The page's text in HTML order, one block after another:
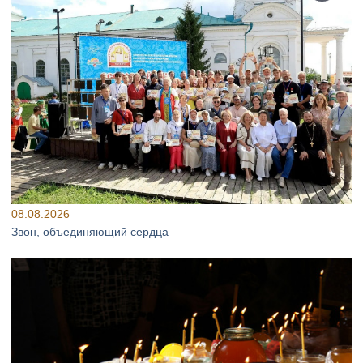
08.08.2026
Звон, объединяющий сердца